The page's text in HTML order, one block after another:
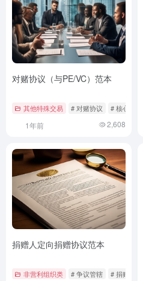
对赌协议（与PE/VC）范本
其他特殊交易 # 对赌协议 # 核心条款
1年前 2,608
捐赠人定向捐赠协议范本
非营利组织类 # 争议管辖 # 捐赠协议